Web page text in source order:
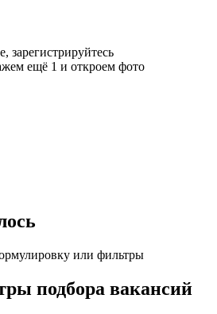
зарегистрируйтесь
ещё 1 и откроем фото
или фильтры
подбора вакансий